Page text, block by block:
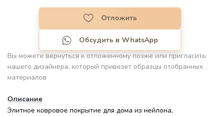
Отложить
Обсудить в WhatsApp
Вы можете вернуться к отложенному позже или пригласить
нашего дизайнера, который привезет образцы отобранных
материалов
Описание
Элитное ковровое покрытие для дома из нейлона,